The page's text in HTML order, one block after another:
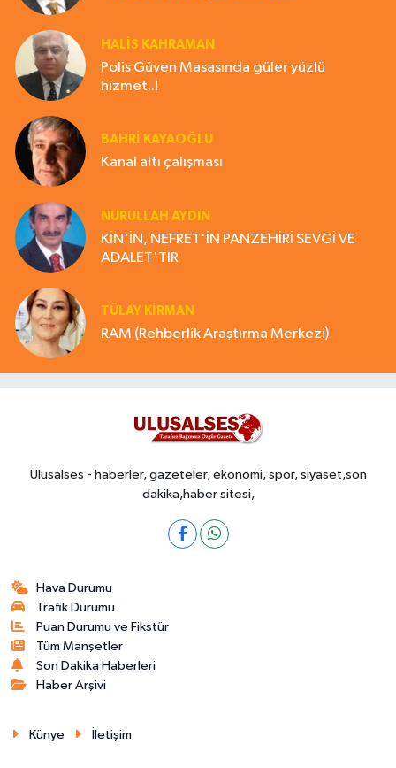
HALIS KAHRAMAN
Polis Güven Masasında güler yüzlü
hizmet..!
BAHRI KAYAOĞLU
Kanal altı çalışması
NURULLAH AYDIN
KİN'İN, NEFRET'İN PANZEHİRİ SEVGİ VE
ADALET'TİR
TÜLAY KİRMAN
RAM (Rehberlik Araştırma Merkezi)
Ulusalses - haberler, gazeteler, ekonomi, spor, siyaset,son
dakika,haber sitesi,
Hava Durumu
Trafik Durumu
Puan Durumu ve Fikstür
Tüm Manşetler
Son Dakika Haberleri
Haber Arşivi
Künye İletişim